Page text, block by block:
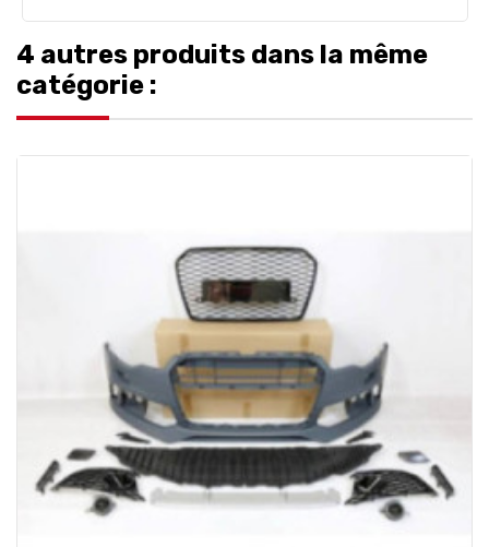
4 autres produits dans la même
catégorie :